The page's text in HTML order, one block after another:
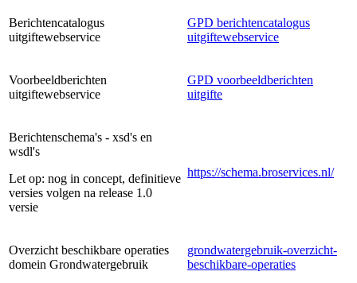
Berichtencatalogus
uitgiftewebservice
GPD berichtencatalogus
uitgiftewebservice
Voorbeeldberichten
uitgiftewebservice
GPD voorbeeldberichten
uitgifte
Berichtenschema's - xsd's en
wsdl's
Let op: nog in concept, definitieve
versies volgen na release 1.0
versie
https://schema.broservices.nl/
Overzicht beschikbare operaties
domein Grondwatergebruik
grondwatergebruik-overzicht-
beschikbare-operaties